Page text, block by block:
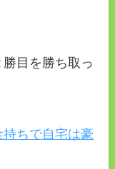
目を勝ち取っ
ちで自宅は豪